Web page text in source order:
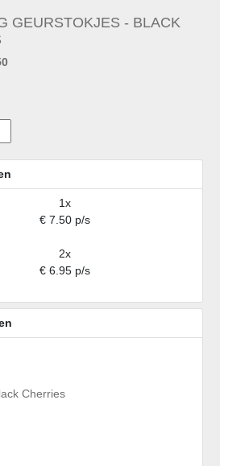
GEURSTOKJES - BLACK
1x
€ 7.50 p/s
2x
€ 6.95 p/s
Cherries